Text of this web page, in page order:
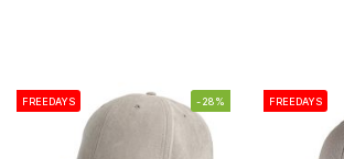
FREEDAYS -28% FREEDAYS